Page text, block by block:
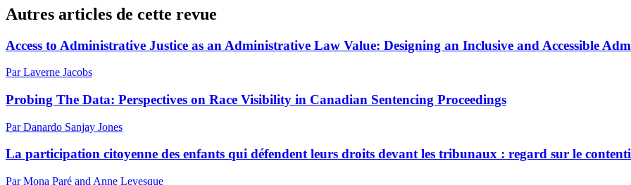
Autres articles de cette revue
Access to Administrative Justice as an Administrative Law Value: Designing an Inclusive and Accessible
Par Laverne Jacobs
Probing The Data: Perspectives on Race Visibility in Canadian Sentencing Proceedings
Par Danardo Sanjay Jones
La participation citoyenne des enfants qui défendent leurs droits devant les tribunaux : regard sur le
Par Mona Paré and Anne Levesque